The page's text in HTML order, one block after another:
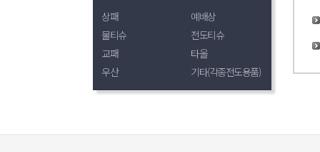
상패
예배상
물티슈
전도티슈
교패
타올
우산
기타(각종전도용품)